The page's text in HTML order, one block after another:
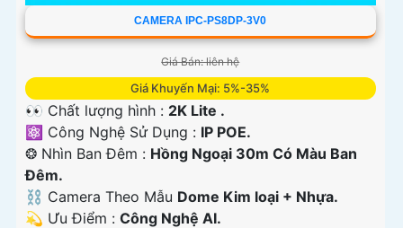
CAMERA IPC-PS8DP-3V0
Giá Bán: liên hệ
Giá Khuyến Mại: 5%-35%
👀 Chất lượng hình : 2K Lite .
⚛️ Công Nghệ Sử Dụng : IP POE.
❂ Nhìn Ban Đêm : Hồng Ngoại 30m Có Màu Ban
Ðêm.
⛓ Camera Theo Mẫu Dome Kim loại + Nhựa.
️💫 Ưu Điểm : Công Nghệ AI.